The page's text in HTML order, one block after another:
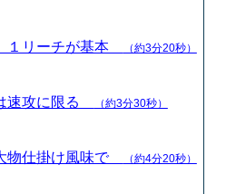
１リーチが基本 （約3分20秒）
速攻に限る （約3分30秒）
物仕掛け風味で （約4分20秒）